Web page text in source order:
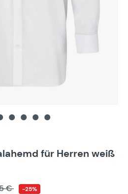
für Herren weiß
€ -25%